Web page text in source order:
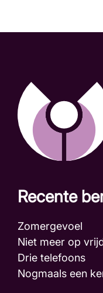
Recente
Zomergevoel
Niet meer op
Drie telefoons
Nogmaals een